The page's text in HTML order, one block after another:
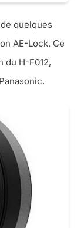
quelques
AE-Lock. Ce
du H-F012,